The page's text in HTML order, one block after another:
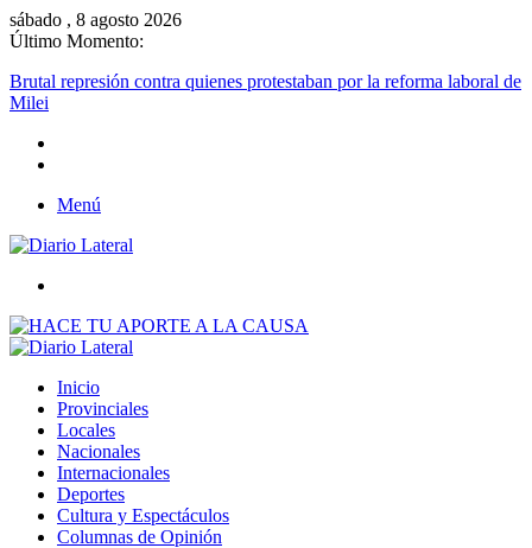
sábado , 8 agosto 2026
Último Momento:
Brutal represión contra quienes protestaban por la reforma laboral
Milei
Menú
Inicio
Provinciales
Locales
Nacionales
Internacionales
Deportes
Cultura y Espectáculos
Columnas de Opinión